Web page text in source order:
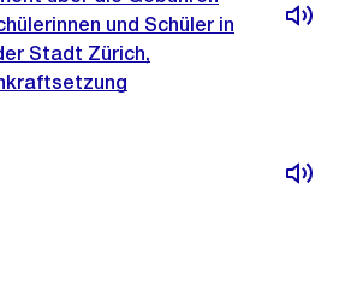
und Schüler in
Stadt Zürich,